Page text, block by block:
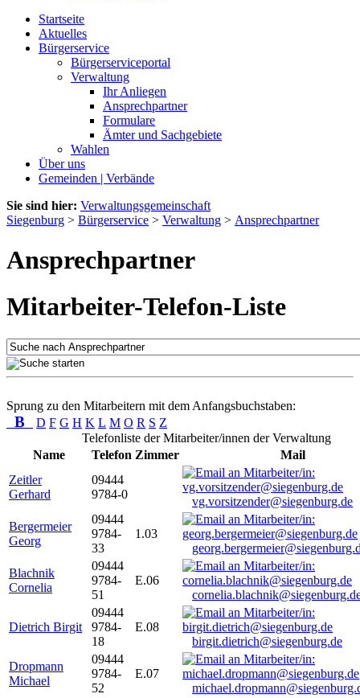
Startseite
Aktuelles
Bürgerservice
Bürgerserviceportal
Verwaltung
Ihr Anliegen
Ansprechpartner
Formulare
Ämter und Sachgebiete
Wahlen
Über uns
Gemeinden | Verbände
Sie sind hier: Verwaltungsgemeinschaft
Siegenburg > Bürgerservice > Verwaltung > Ansprechpartner
Ansprechpartner
Mitarbeiter-Telefon-Liste
Sprung zu den Mitarbeitern mit dem Anfangsbuchstaben:
B D F G H K L M O R S Z
Telefonliste der Mitarbeiter/innen der Verwaltung
Name
Telefon Zimmer
Mail
Zeitler
Gerhard
09444
9784-0
vg.vorsitzender@siegenburg.de
Bergermeier
Georg
09444
9784-
33
1.03
Blachnik
Cornelia
09444
9784-
51
E.06
Dietrich Birgit
09444
9784-
18
E.08
birgit.dietrich@siegenburg.de
Dropmann
Michael
09444
9784-
52
E.07